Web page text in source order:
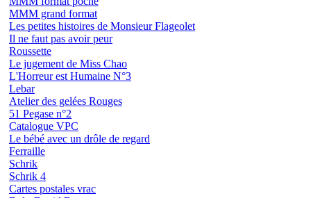
MMM grand format
Les petites histoires de Monsieur Flageolet
Il ne faut pas avoir peur
Roussette
Le jugement de Miss Chao
L'Horreur est Humaine N°3
Lebar
Atelier des gelées Rouges
51 Pegase n°2
Catalogue VPC
Le bébé avec un drôle de regard
Ferraille
Schrik
Schrik 4
Cartes postales vrac